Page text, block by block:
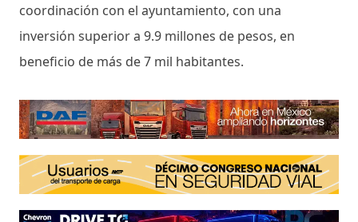
coordinación con el ayuntamiento, con una
inversión superior a 9.9 millones de pesos, en
beneficio de más de 7 mil habitantes.